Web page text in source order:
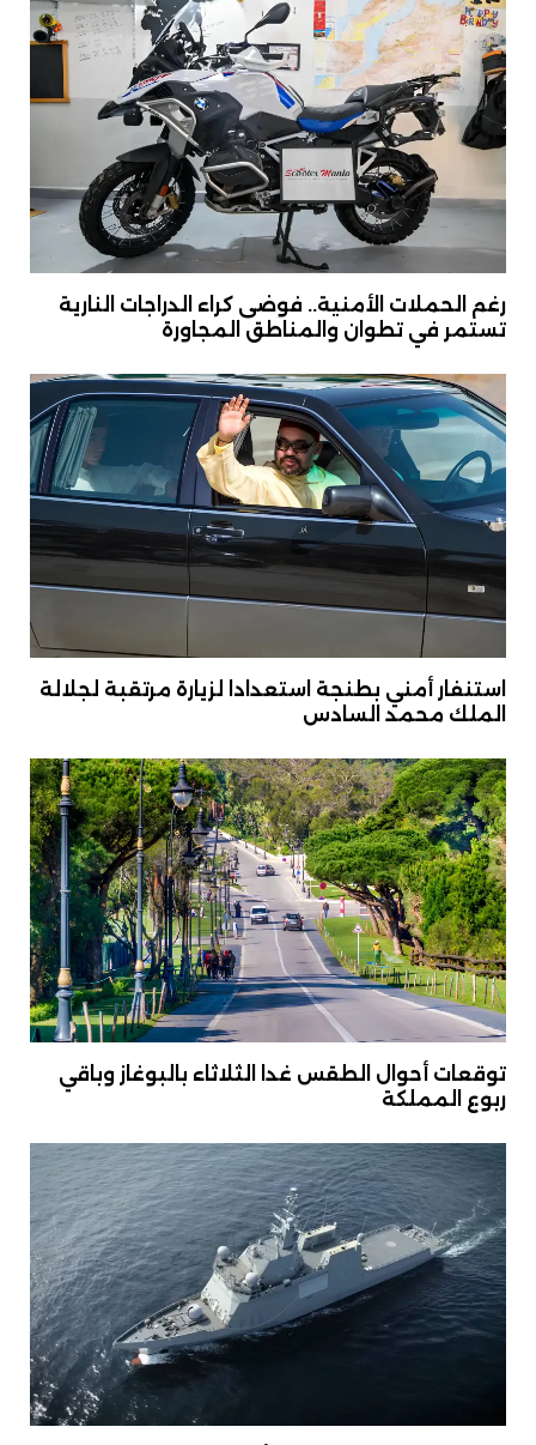
رغم الحملات الأمنية.. فوضى كراء الدراجات النارية
تستمر في تطوان والمناطق المجاورة
استنفار أمني بطنجة استعدادا لزيارة مرتقبة لجلالة
الملك محمد السادس
توقعات أحوال الطقس غدا الثلاثاء بالبوغاز وباقي
ربوع المملكة